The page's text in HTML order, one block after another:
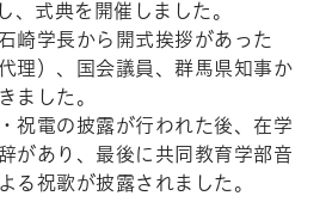
、式典を開催しました。
崎学長から開式挨拶があった
理）、国会議員、群馬県知事か
ました。
祝電の披露が行われた後、在学
があり、最後に共同教育学部音
る祝歌が披露されました。